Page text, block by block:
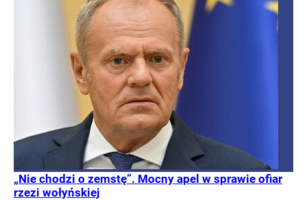
„Nie chodzi o zemstę”. Mocny apel w sprawie ofiar
rzezi wołyńskiej